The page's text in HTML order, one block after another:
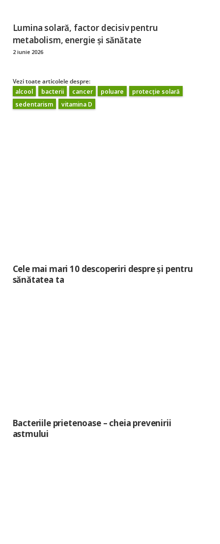
Lumina solară, factor decisiv pentru
metabolism, energie și sănătate
2 iunie 2026
Vezi toate articolele despre:
alcool
bacterii cancer poluare
protecție solară
sedentarism
vitamina D
Cele mai mari 10 descoperiri despre și pentru
sănătatea ta
Bacteriile prietenoase – cheia prevenirii
astmului